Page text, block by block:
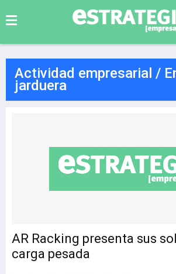
Actividad empresarial /
jarduera
AR Racking presenta sus
carga pesada